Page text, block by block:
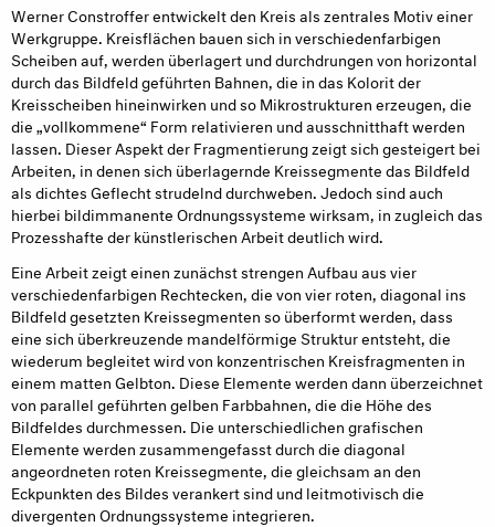
Werner Constroffer entwickelt den Kreis als zentrales Motiv einer
Werkgruppe. Kreisflächen bauen sich in verschiedenfarbigen
Scheiben auf, werden überlagert und durchdrungen von horizontal
durch das Bildfeld geführten Bahnen, die in das Kolorit der
Kreisscheiben hineinwirken und so Mikrostrukturen erzeugen, die
die „vollkommene“ Form relativieren und ausschnitthaft werden
lassen. Dieser Aspekt der Fragmentierung zeigt sich gesteigert bei
Arbeiten, in denen sich überlagernde Kreissegmente das Bildfeld
als dichtes Geflecht strudelnd durchweben. Jedoch sind auch
hierbei bildimmanente Ordnungssysteme wirksam, in zugleich das
Prozesshafte der künstlerischen Arbeit deutlich wird.
Eine Arbeit zeigt einen zunächst strengen Aufbau aus vier
verschiedenfarbigen Rechtecken, die von vier roten, diagonal ins
Bildfeld gesetzten Kreissegmenten so überformt werden, dass
eine sich überkreuzende mandelförmige Struktur entsteht, die
wiederum begleitet wird von konzentrischen Kreisfragmenten in
einem matten Gelbton. Diese Elemente werden dann überzeichnet
von parallel geführten gelben Farbbahnen, die die Höhe des
Bildfeldes durchmessen. Die unterschiedlichen grafischen
Elemente werden zusammengefasst durch die diagonal
angeordneten roten Kreissegmente, die gleichsam an den
Eckpunkten des Bildes verankert sind und leitmotivisch die
divergenten Ordnungssysteme integrieren.